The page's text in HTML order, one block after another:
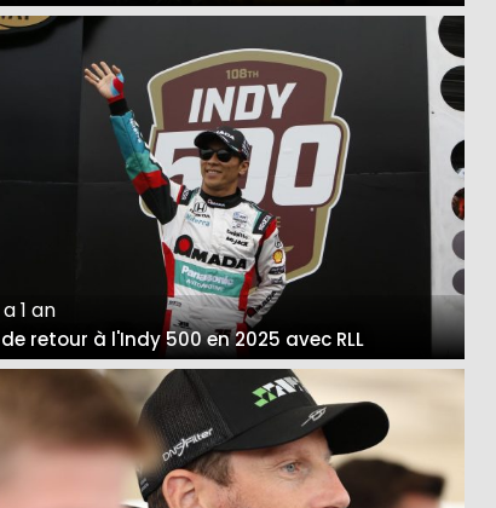
1 an
retour à l'Indy 500 en 2025 avec RLL